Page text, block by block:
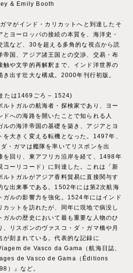
& Emily Booth
マがインド・カリカットへと到達したそ
ヨーロッパの接続の本質を、海洋史・
流など、30を超える多角的な視点から読
帝国、アジア諸王国との交渉、交易・布
触や文学的再解釈まで、インド洋世界の
出す壮大な構成。2000年刊行初版。
たは1469ごろ – 1524)
ルトガルの航海者・探検家であり、ヨー
ドへの海路を開いたことで知られる人
の海洋帝国の基礎を築き、アジアとヨ
を大きく変える転機となった。1497年、
・ガマは艦隊を率いてリスボンを出
を回り、東アフリカ沿岸を経て、1498年
コーリコード）に到達した。これは「新
ルトガルがアジア香料貿易に直接関与す
な出来事である。1502年には第2次航海
ガルの影響力を強化。1524年にはインド
ットを訪れたが、同年に現地で病没し
ガルの歴史において最も重要な人物のひ
、リスボンのヴァスコ・ダ・ガマ橋や月
が刻まれている。代表的な記録に
de Vasco da Gama（航海日誌、
de Vasco de Gama（Éditions
）』など。